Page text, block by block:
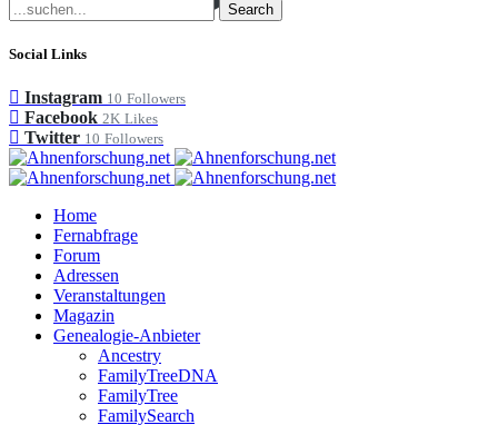
Search
Social Links
Instagram 10 Followers
Facebook 2K Likes
Twitter 10 Followers
Home
Fernabfrage
Forum
Adressen
Veranstaltungen
Magazin
Genealogie-Anbieter
Ancestry
FamilyTreeDNA
FamilyTree
FamilySearch